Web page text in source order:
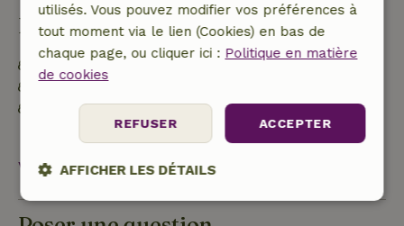
Durabilité
Étiquette énergétique : A
Matériaux d'isolation naturelle
Construit avec des matériaux de construction
Voir tout
utilisés. Vous pouvez modifier vos préférences à
tout moment via le lien (Cookies) en bas de
chaque page, ou cliquer ici : Politique en matière
de cookies
ACCEPTER
REFUSER
AFFICHER LES DÉTAILS
Strictement
nécessaires
Performance Ciblage